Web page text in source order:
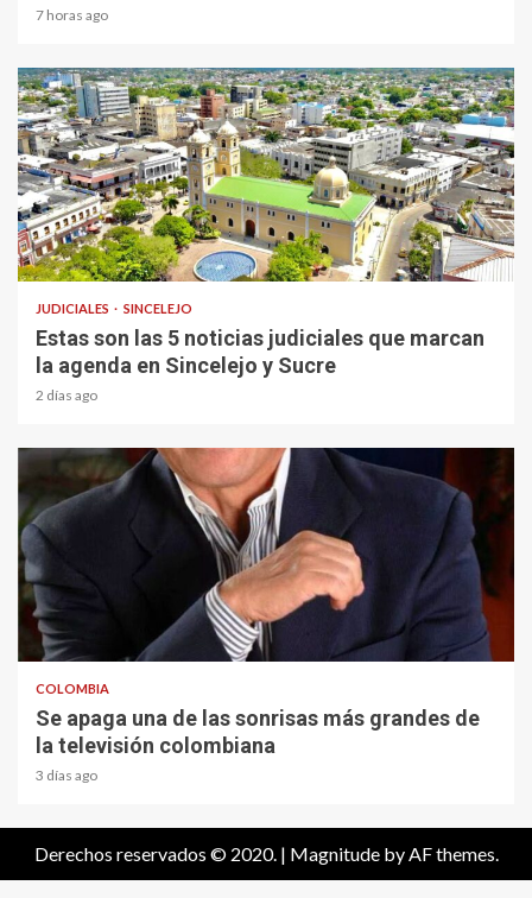
7 horas ago
1 min read
JUDICIALES SINCELEJO
Estas son las 5 noticias judiciales que marcan
la agenda en Sincelejo y Sucre
2 días ago
1 min read
COLOMBIA
Se apaga una de las sonrisas más grandes de
la televisión colombiana
3 días ago
Derechos reservados © 2020. | Magnitudeby AF themes.